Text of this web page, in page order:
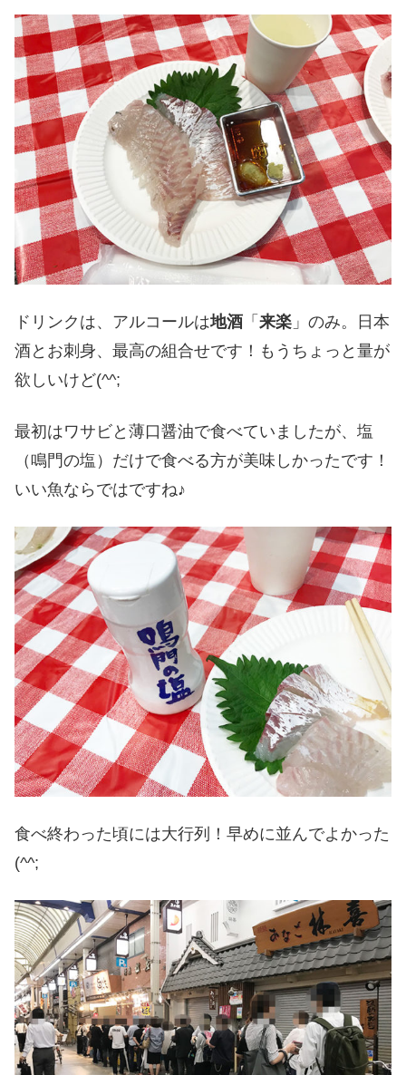
ドリンクは、アルコールは地酒 「 来楽 」のみ。日本
酒とお刺身、最高の組合せです！もうちょっと量が
欲しいけど(^^;
最初はワサビと薄口醤油で食べていましたが、塩
（鳴門の塩）だけで食べる方が美味しかったです！
いい魚ならではですね♪
食べ終わった頃には大行列！早めに並んでよかった
(^^;